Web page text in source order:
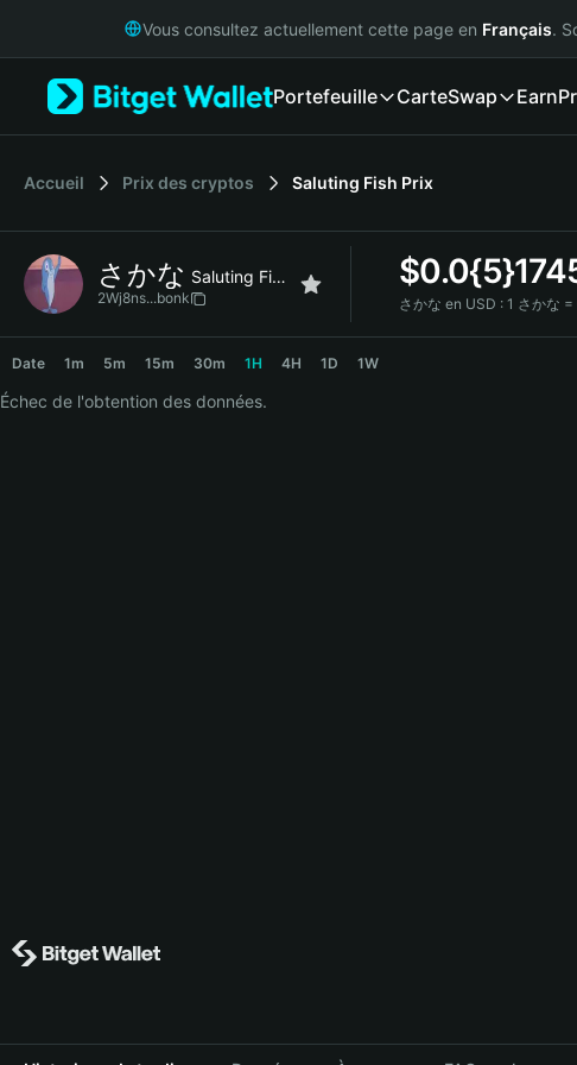
Русский
Italiano
简体中文
繁體中文
Bahasa Indonesia
हिन्दी
Vous consultez actuellement cette page en Français.
Portefeuille CarteSwap Earn
Accueil Prix des cryptos Saluting Fish Prix
さかな Saluting Fish
2Wj8ns...bonk
$
さかな en USD : 1 さかな
Date 1m 5m 15m 30m 1H 4H 1D 1W
Échec de l'obtention des données.